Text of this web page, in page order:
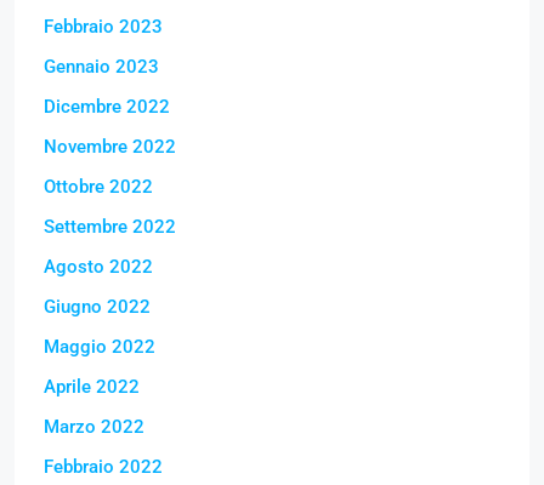
Febbraio 2023
Gennaio 2023
Dicembre 2022
Novembre 2022
Ottobre 2022
Settembre 2022
Agosto 2022
Giugno 2022
Maggio 2022
Aprile 2022
Marzo 2022
Febbraio 2022